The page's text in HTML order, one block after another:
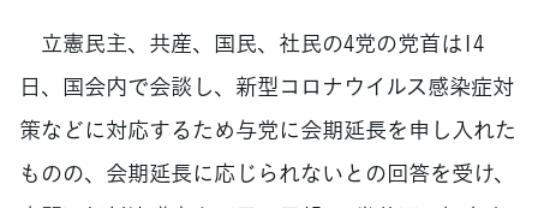
立憲民主、共産、国民、社民の4党の党首は14
日、国会内で会談し、新型コロナウイルス感染症対
策などに対応するため与党に会期延長を申し入れた
ものの、会期延長に応じられないとの回答を受け、